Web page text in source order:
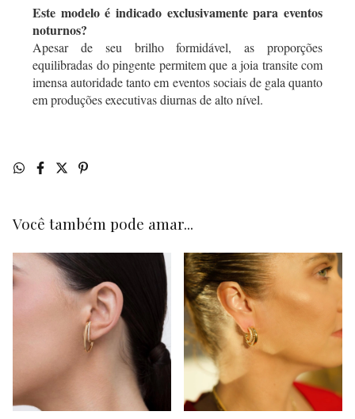
Este modelo é indicado exclusivamente para eventos
noturnos?
Apesar de seu brilho formidável, as proporções
equilibradas do pingente permitem que a joia transite com
imensa autoridade tanto em eventos sociais de gala quanto
em produções executivas diurnas de alto nível.
Você também pode amar...